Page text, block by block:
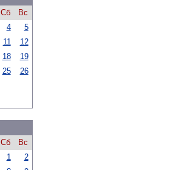
Сб
Вс
4
5
11
12
18
19
25
26
Сб
Вс
1
2